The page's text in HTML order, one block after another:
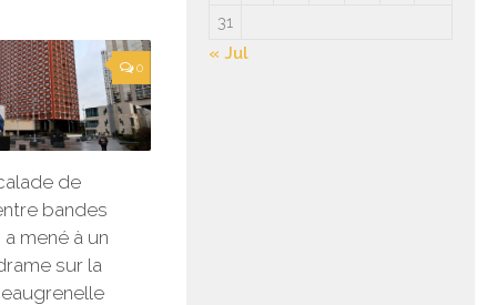
0
de
bandes
mené à un
sur la
31
« Jul